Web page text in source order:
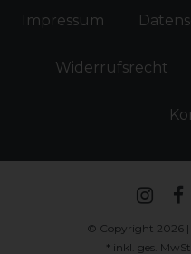
Impressum
Widerrufs­recht
© Copyright 2026 |
* inkl. ges.